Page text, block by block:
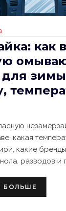
как
какая
какие
разводов и
БОЛЬШЕ